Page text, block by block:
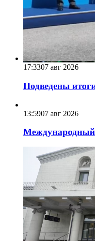
17:3307 авг 2026
Подведены
13:5907 авг 2026
Международный